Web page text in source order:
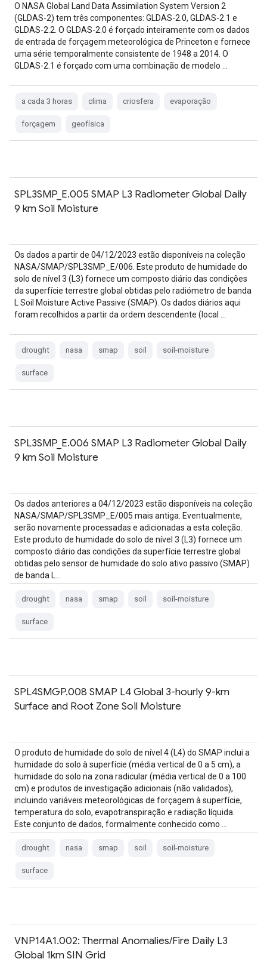
O NASA Global Land Data Assimilation System Version 2
(GLDAS-2) tem três componentes: GLDAS-2.0, GLDAS-2.1 e
GLDAS-2.2. O GLDAS-2.0 é forçado inteiramente com os dados
de entrada de forçagem meteorológica de Princeton e fornece
uma série temporalmente consistente de 1948 a 2014. O
GLDAS-2.1 é forçado com uma combinação de modelo …
a cada 3 horas clima criosfera evaporação
forçagem geofísica
SPL3SMP_E.005 SMAP L3 Radiometer Global Daily
9 km Soil Moisture
Os dados a partir de 04/12/2023 estão disponíveis na coleção
NASA/SMAP/SPL3SMP_E/006. Este produto de humidade do
solo de nível 3 (L3) fornece um composto diário das condições
da superfície terrestre global obtidas pelo radiómetro de banda
L Soil Moisture Active Passive (SMAP). Os dados diários aqui
foram recolhidos a partir da ordem descendente (local …
drought nasa smap soil soil-moisture
surface
SPL3SMP_E.006 SMAP L3 Radiometer Global Daily
9 km Soil Moisture
Os dados anteriores a 04/12/2023 estão disponíveis na coleção
NASA/SMAP/SPL3SMP_E/005 mais antiga. Eventualmente,
serão novamente processadas e adicionadas a esta coleção.
Este produto de humidade do solo de nível 3 (L3) fornece um
composto diário das condições da superfície terrestre global
obtidas pelo sensor de humidade do solo ativo passivo (SMAP)
de banda L…
drought nasa smap soil soil-moisture
surface
SPL4SMGP.008 SMAP L4 Global 3-hourly 9-km
Surface and Root Zone Soil Moisture
O produto de humidade do solo de nível 4 (L4) do SMAP inclui a
humidade do solo à superfície (média vertical de 0 a 5 cm), a
humidade do solo na zona radicular (média vertical de 0 a 100
cm) e produtos de investigação adicionais (não validados),
incluindo variáveis meteorológicas de forçagem à superfície,
temperatura do solo, evapotranspiração e radiação líquida.
Este conjunto de dados, formalmente conhecido como …
drought nasa smap soil soil-moisture
surface
VNP14A1.002: Thermal Anomalies/Fire Daily L3
Global 1km SIN Grid